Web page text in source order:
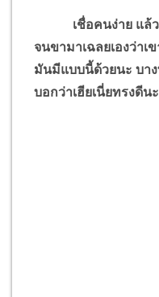
เชื่อคนง่าย แล้วก็โ
จนขามาเฉลยเองว่าเ
มันมีแบบนี้ด้วยนะ บา
บอกว่าเฮียเนี่ยทรงดีน